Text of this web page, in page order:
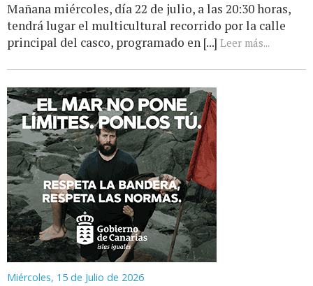
Mañana miércoles, día 22 de julio, a las 20:30 horas,
tendrá lugar el multicultural recorrido por la calle
principal del casco, programado en [...] Leer más...
Miércoles, 15 de Julio de 2026